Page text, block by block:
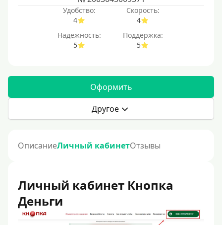
Удобство:
4
Скорость:
4
Надежность:
5
Поддержка:
5
Оформить
Другое
ОписаниеЛичный кабинетОтзывы
Личный кабинет Кнопка
Деньги